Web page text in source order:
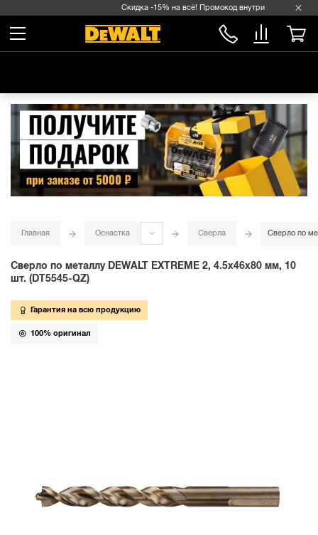
Скидка -15% на всё! Промокод внутри →
Главная Оснастка Сверла Сверло по
Сверло по металлу DEWALT EXTREME 2, 4.5x46x80 мм, 10
шт. (DT5545-QZ)
Гарантия на всю продукцию
100% оригинал